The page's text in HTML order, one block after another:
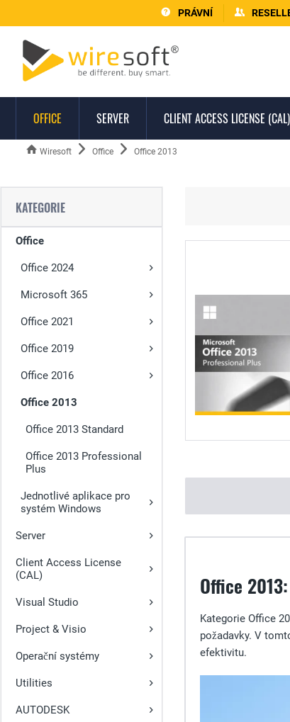
PRÁVNÍ
OFFICE SERVER CLIENT ACCESS LICENSE (CAL)
Wiresoft Office Office 2013
KATEGORIE
Office
Office 2024
Microsoft 365
Office 2021
Office 2019
Office 2016
Office 2013
Office 2013 Standard
Office 2013 Professional
Plus
Jednotlivé aplikace pro
systém Windows
Server
Client Access License
(CAL)
Visual Studio
Project & Visio
Operační systémy
Utilities
AUTODESK
Office
Kategorie Office
požadavky. V
efektivitu.